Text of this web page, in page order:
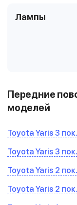
Лампы
Передние
моделей
Toyota Yaris 3
Toyota Yaris 3 пок.
Toyota Yaris 2
Toyota Yaris 2 пок.